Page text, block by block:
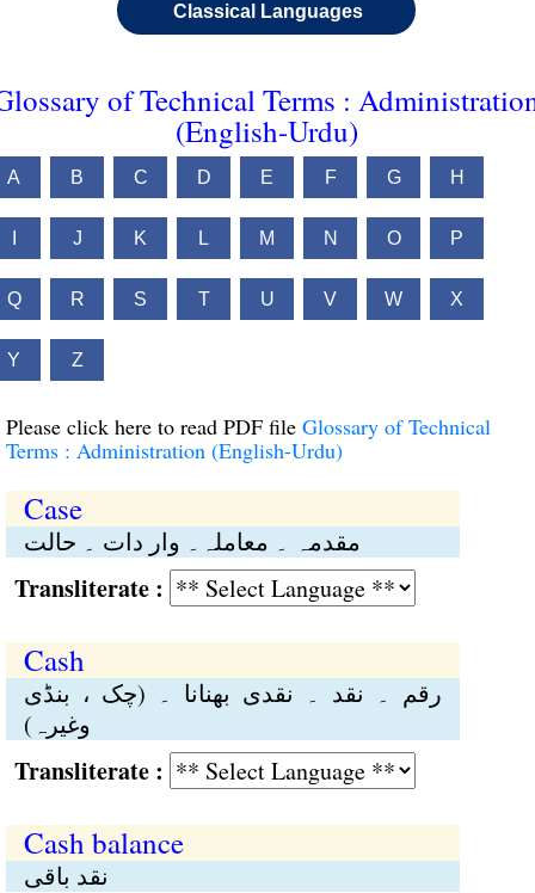
Classical Languages
of Technical Terms :
(English-Urdu)
A B C D E F G H
J K L M N O P
Q R S T U V W X
Y Z
Please click here to read PDF file Glossary of Technical
Terms : Administration (English-Urdu)
Case
مقدمہ ۔ معاملہ۔ وار دات ۔ حالت
:
Cash
رقم ۔ نقد ۔ نقدی بھنانا ۔ (چک ، بنڈی
وغیرہ)
:
Cash balance
نقد باقی